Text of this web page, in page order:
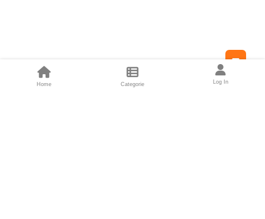
Home Categorie Log In